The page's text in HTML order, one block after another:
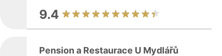
9.4
Pension a Restaurace U Mydlářů